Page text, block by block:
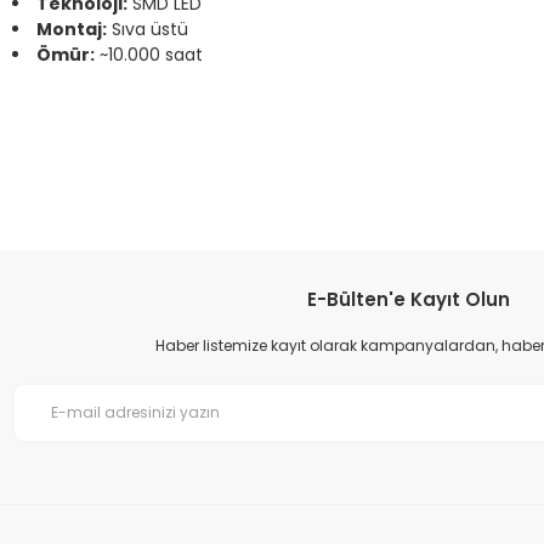
Montaj: Sıva üstü
Ömür: ~10.000 saat
Bu ürünün fiyat bilgisi, resim, ürün açıklamalarında ve diğer
Bu ürüne benzer farklı alternatifler olmalı.
E-Bülten'e Kayıt Olun
Haber listemize kayıt olarak kampanyalardan,